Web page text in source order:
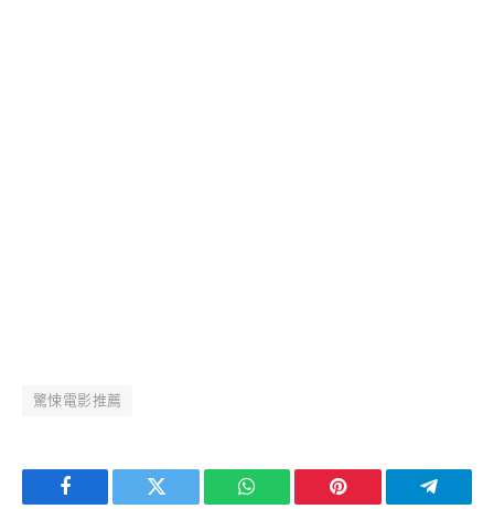
驚悚電影推薦
Facebook Twitter WhatsApp Pinterest